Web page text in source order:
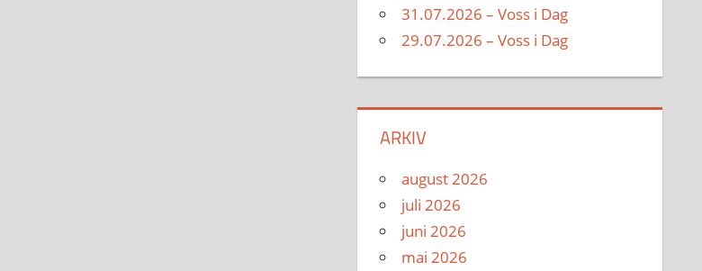
31.07.2026 – Voss i Dag
29.07.2026 – Voss i Dag
ARKIV
august 2026
juli 2026
juni 2026
mai 2026